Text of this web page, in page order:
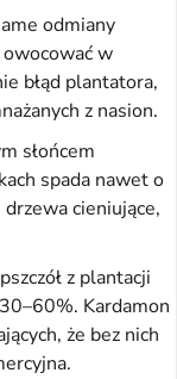
odmiany
owocować w
błąd plantatora,
z nasion.
słońcem
spada nawet o
cieniujące,
z plantacji
Kardamon
że bez nich